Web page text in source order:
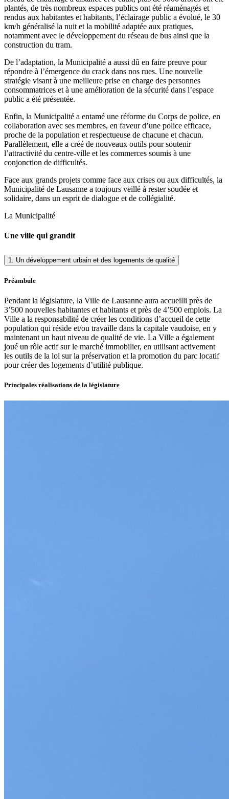
plantés, de très nombreux espaces publics ont été réaménagés et
rendus aux habitantes et habitants, l’éclairage public a évolué, le 30
km/h généralisé la nuit et la mobilité adaptée aux pratiques,
notamment avec le développement du réseau de bus ainsi que la
construction du tram.
De l’adaptation, la Municipalité a aussi dû en faire preuve pour
répondre à l’émergence du crack dans nos rues. Une nouvelle
stratégie visant à une meilleure prise en charge des personnes
consommatrices et à une amélioration de la sécurité dans l’espace
public a été présentée.
Enfin, la Municipalité a entamé une réforme du Corps de police, en
collaboration avec ses membres, en faveur d’une police efficace,
proche de la population et respectueuse de chacune et chacun.
Parallèlement, elle a créé de nouveaux outils pour soutenir
l’attractivité du centre-ville et les commerces soumis à une
conjonction de difficultés.
Face aux grands projets comme face aux crises ou aux difficultés, la
Municipalité de Lausanne a toujours veillé à rester soudée et
solidaire, dans un esprit de dialogue et de collégialité.
La Municipalité
Une ville qui grandit
1. Un développement urbain et des logements de qualité
Préambule
Pendant la législature, la Ville de Lausanne aura accueilli près de
3’500 nouvelles habitantes et habitants et près de 4’500 emplois. La
Ville a la responsabilité de créer les conditions d’accueil de cette
population qui réside et/ou travaille dans la capitale vaudoise, en y
maintenant un haut niveau de qualité de vie. La Ville a également
joué un rôle actif sur le marché immobilier, en utilisant activement
les outils de la loi sur la préservation et la promotion du parc locatif
pour créer des logements d’utilité publique.
Principales réalisations de la législature